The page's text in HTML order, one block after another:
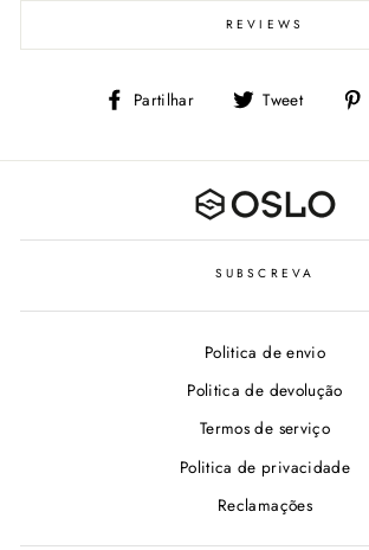
REVIEWS
Partilhar
PartilheTweet Tweet
SUBSCREVA
Politica de envio
Politica de devolução
Termos de serviço
Politica de privacidade
Reclamações